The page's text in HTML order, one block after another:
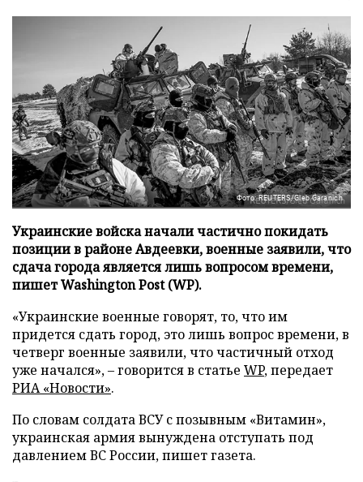
Фото: REUTERS/Gleb Garanich
Украинские войска начали частично покидать
позиции в районе Авдеевки, военные заявили, что
сдача города является лишь вопросом времени,
пишет Washington Post (WP).
«Украинские военные говорят, то, что им
придется сдать город, это лишь вопрос времени, в
четверг военные заявили, что частичный отход
уже начался», – говорится в статье WP, передает
РИА «Новости».
По словам солдата ВСУ с позывным «Витамин»,
украинская армия вынуждена отступать под
давлением ВС России, пишет газета.